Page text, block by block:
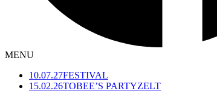
MENU
10.07.27FESTIVAL
15.02.26TOBEE’S PARTYZELT